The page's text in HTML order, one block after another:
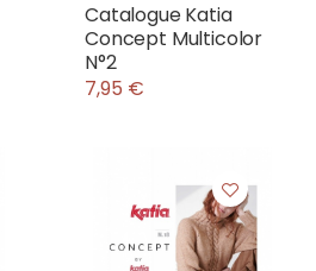
Catalogue Katia
Concept Multicolor
N°2
7,95 €